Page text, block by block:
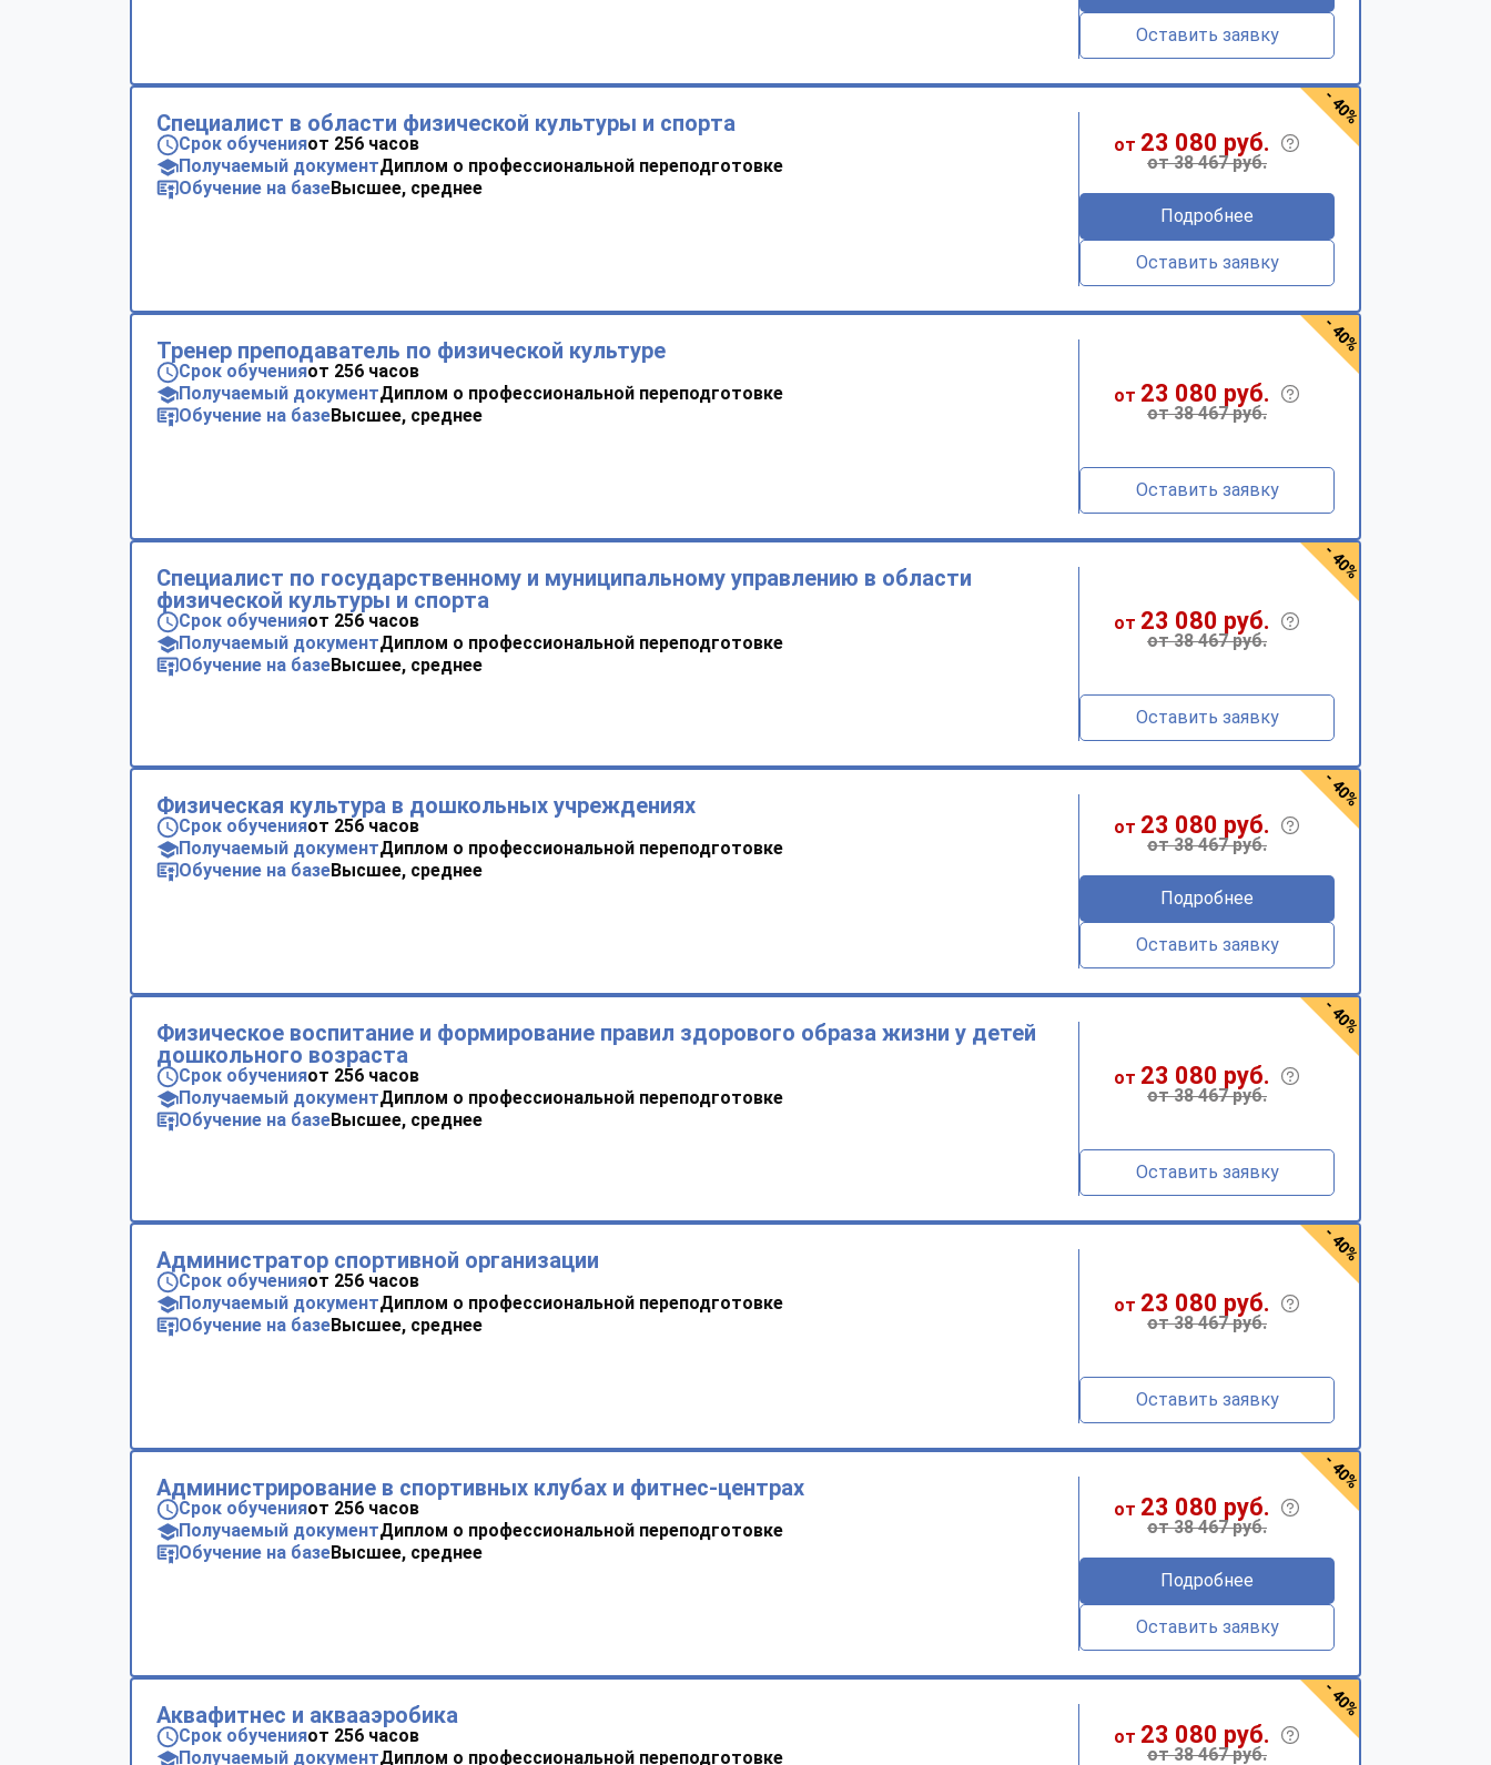
Оставить заявку
Специалист в области физической культуры и спорта
Срок обученияот 256 часов
Получаемый документДиплом о профессиональной переподготовке
Обучение на базеВысшее, среднее
от 23 080 руб.
от 38 467 руб.
Подробнее
Оставить заявку
- 40%
Тренер преподаватель по физической культуре
Срок обученияот 256 часов
Получаемый документДиплом о профессиональной переподготовке
Обучение на базеВысшее, среднее
от 23 080 руб.
от 38 467 руб.
Оставить заявку
- 40%
Специалист по государственному и муниципальному управлению в области
физической культуры и спорта
Срок обученияот 256 часов
Получаемый документДиплом о профессиональной переподготовке
Обучение на базеВысшее, среднее
от 23 080 руб.
от 38 467 руб.
Оставить заявку
- 40%
Физическая культура в дошкольных учреждениях
Срок обученияот 256 часов
Получаемый документДиплом о профессиональной переподготовке
Обучение на базеВысшее, среднее
от 23 080 руб.
от 38 467 руб.
Подробнее
Оставить заявку
- 40%
Физическое воспитание и формирование правил здорового образа жизни у детей
дошкольного возраста
Срок обученияот 256 часов
Получаемый документДиплом о профессиональной переподготовке
Обучение на базеВысшее, среднее
от 23 080 руб.
от 38 467 руб.
Оставить заявку
- 40%
Администратор спортивной организации
Срок обученияот 256 часов
Получаемый документДиплом о профессиональной переподготовке
Обучение на базеВысшее, среднее
от 23 080 руб.
от 38 467 руб.
Оставить заявку
- 40%
Администрирование в спортивных клубах и фитнес-центрах
Срок обученияот 256 часов
Получаемый документДиплом о профессиональной переподготовке
Обучение на базеВысшее, среднее
от 23 080 руб.
от 38 467 руб.
Подробнее
Оставить заявку
- 40%
Аквафитнес и аквааэробика
Срок обученияот 256 часов
Получаемый документДиплом о профессиональной переподготовке
от 23 080 руб.
от 38 467 руб.
- 40%